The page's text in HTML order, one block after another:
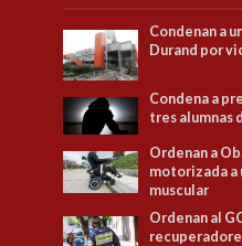
Condenan a
Durand por
Condena a
tres alumnas
Ordenan a
motorizada a
muscular
Ordenan al